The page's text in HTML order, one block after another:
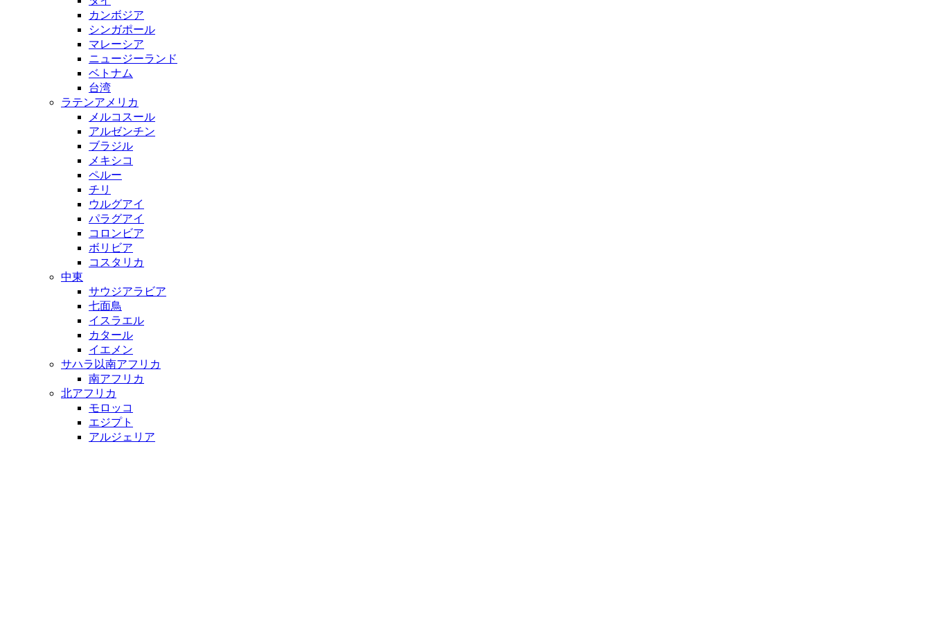
カンボジア
シンガポール
マレーシア
ニュージーランド
ベトナム
台湾
ラテンアメリカ
メルコスール
アルゼンチン
ブラジル
メキシコ
ペルー
チリ
ウルグアイ
パラグアイ
コロンビア
ボリビア
コスタリカ
中東
サウジアラビア
七面鳥
イスラエル
カタール
イエメン
サハラ以南アフリカ
南アフリカ
北アフリカ
モロッコ
エジプト
アルジェリア